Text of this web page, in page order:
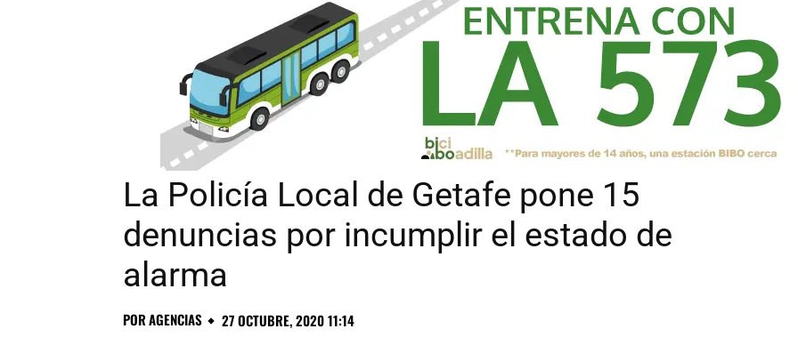
La Policía Local de Getafe pone 15
denuncias por incumplir el estado de
alarma
PORAGENCIAS 27 OCTUBRE, 2020 11:14